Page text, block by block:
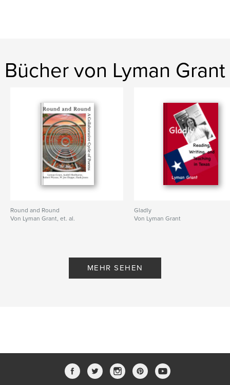
Bücher von Lyman Grant
Round and Round
Von Lyman Grant, et. al.
Gladly
Von Lyman Grant
MEHR SEHEN